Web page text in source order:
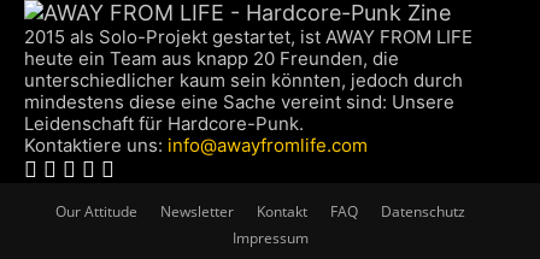
2015 als Solo-Projekt gestartet, ist AWAY FROM LIFE
heute ein Team aus knapp 20 Freunden, die
unterschiedlicher kaum sein könnten, jedoch durch
mindestens diese eine Sache vereint sind: Unsere
Leidenschaft für Hardcore-Punk.
Kontaktiere uns: info@awayfromlife.com
Our Attitude Newsletter Kontakt FAQ
Datenschutz
Impressum